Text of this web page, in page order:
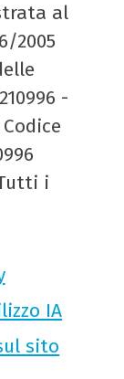
al
2005
-
i
IA
sito